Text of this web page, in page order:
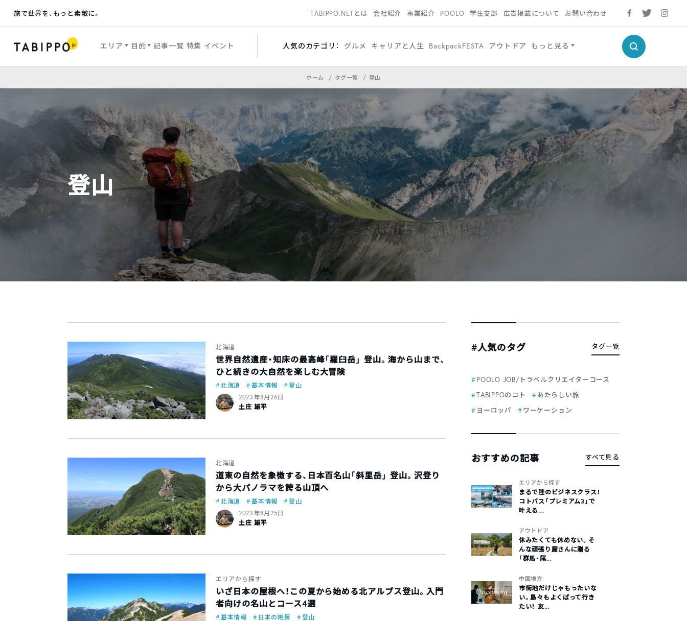
旅で世界を、もっと素敵に。 TABIPPO.NETとは 会社紹介 事業紹介 POOLO 学生支部 広告掲載について お問い合わせ
エリア 目的 記事一覧 特集 イベント 人気のカテゴリ： グルメ キャリアと人生 BackpackFESTA アウトドア もっと見る
ホーム タグ一覧 登山
登山
北海道
世界自然遺産・知床の最高峰「羅臼岳」 登山。海から山まで、
ひと続きの大自然を楽しむ大冒険
北海道 基本情報
登山
2023年8月26日
土庄 雄平
北海道
道東の自然を象徴する、日本百名山「斜里岳」 登山。沢登り
から大パノラマを誇る山頂へ
北海道 基本情報
登山
2023年8月25日
土庄 雄平
エリアから探す
いざ日本の屋根へ！この夏から始める北アルプス登山。入門
者向けの名山とコース4選
基本情報 日本の絶景
登山
#人気のタグ タグ一覧
POOLO JOB/トラベルクリエイターコース
TABIPPOのコト
あたらしい旅
ヨーロッパ
ワーケーション
おすすめの記事 すべて見る
エリアから探す
まるで陸のビジネスクラス！
コトバス「プレミアム3」で
叶える...
アウトドア
休みたくても休めない。そ
んな頑張り屋さんに贈る
「群馬・尾...
中国地方
市街地だけじゃもったいな
い。島々もよくばって行き
たい！ 友...